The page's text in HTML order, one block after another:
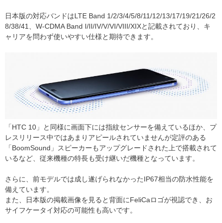
日本版の対応バンドはLTE Band 1/2/3/4/5/8/11/12/13/17/19/21/26/2
8/38/41、W-CDMA Band I/II/IV/V/VI/VIII/XIXと記載されており、キ
ャリアを問わず使いやすい仕様と期待できます。
「HTC 10」と同様に画面下には指紋センサーを備えているほか、プ
レスリリース中ではあまりアピールされていませんが定評のある
「BoomSound」スピーカーもアップグレードされた上で搭載されて
いるなど、従来機種の特長も受け継いだ機種となっています。
さらに、前モデルでは成し遂げられなかったIP67相当の防水性能を
備えています。
また、日本版の掲載画像を見ると背面にFeliCaロゴが視認でき、お
サイフケータイ対応の可能性も高いです。